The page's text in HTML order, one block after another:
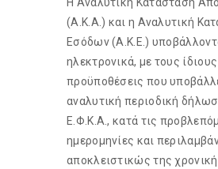
(Α.Κ.Α.) και η Αναλυτική
Εσόδων (Α.Κ.Ε.)
ηλεκτρονικά, με τους
προϋποθέσεις που
αναλυτική περιοδική
Ε.Φ.Κ.Α., κατά τις
ημερομηνίες και
αποκλειστικώς της